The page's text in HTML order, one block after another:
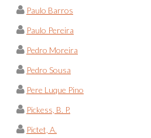
Paulo Barros
Paulo Pereira
Pedro Moreira
Pedro Sousa
Pere Luque Pino
Pickess, B. P.
Pictet, A.